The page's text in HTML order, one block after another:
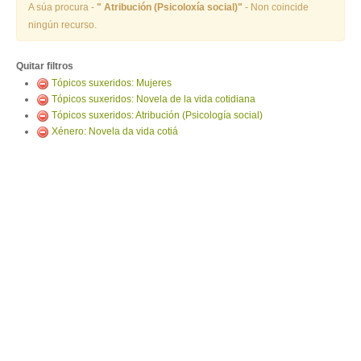
A súa procura - " Atribución (Psicoloxía social)" - Non coincide
ningún recurso.
Quitar filtros
Tópicos suxeridos: Mujeres
Tópicos suxeridos: Novela de la vida cotidiana
Tópicos suxeridos: Atribución (Psicología social)
Xénero: Novela da vida cotiá